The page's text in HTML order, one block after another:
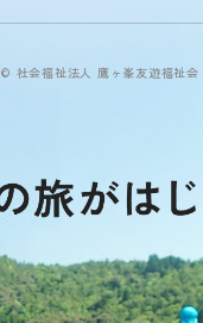
© 社会福祉法人 鷹ヶ峯友遊福祉会